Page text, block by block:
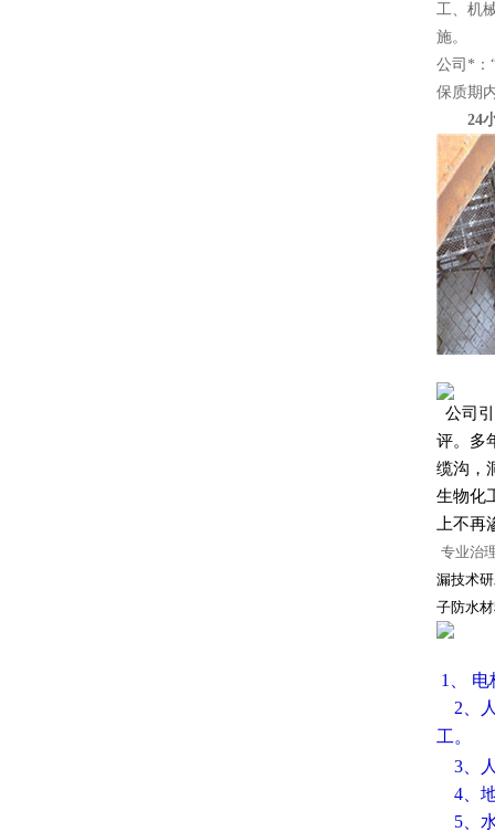
工、机
施。
公司*：
保质期
24小
公司
评。多
缆沟，
生物化
上不再
专业治
漏技术
子防水
1、
2、
工。
3、
4、
5、